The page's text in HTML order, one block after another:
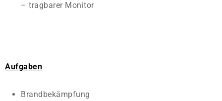
– tragbarer Monitor
Aufgaben
Brandbekämpfung